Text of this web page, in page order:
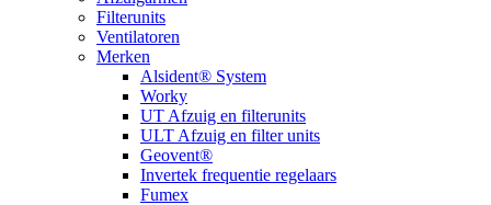
Filterunits
Ventilatoren
Merken
Alsident® System
Worky
UT Afzuig en filterunits
ULT Afzuig en filter units
Geovent®
Invertek frequentie regelaars
Fumex